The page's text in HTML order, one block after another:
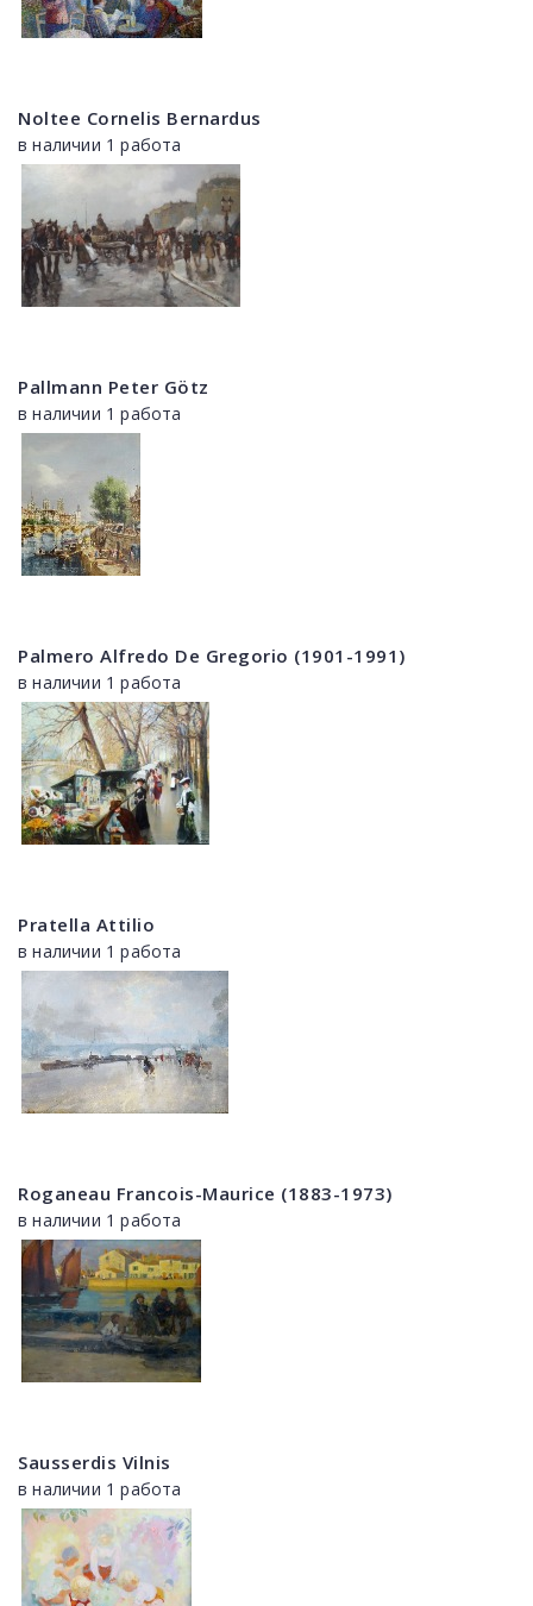
Noltee Cornelis Bernardus
в наличии 1 работа
Pallmann Peter Götz
в наличии 1 работа
Palmero Alfredo De Gregorio (1901-1991)
в наличии 1 работа
Pratella Attilio
в наличии 1 работа
Roganeau Francois-Maurice (1883-1973)
в наличии 1 работа
Sausserdis Vilnis
в наличии 1 работа